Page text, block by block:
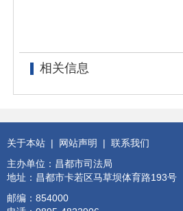
相关信息
关于本站 | 网站声明 | 联系我们
主办单位：昌都市司法局
地址：昌都市卡若区马草坝体育路193号
邮编：854000